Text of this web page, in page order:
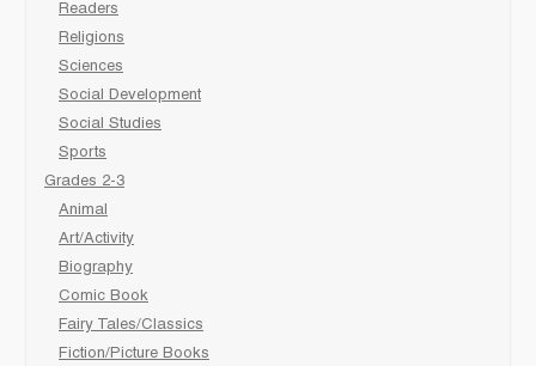
Readers
Religions
Sciences
Social Development
Social Studies
Sports
Grades 2-3
Animal
Art/Activity
Biography
Comic Book
Fairy Tales/Classics
Fiction/Picture Books